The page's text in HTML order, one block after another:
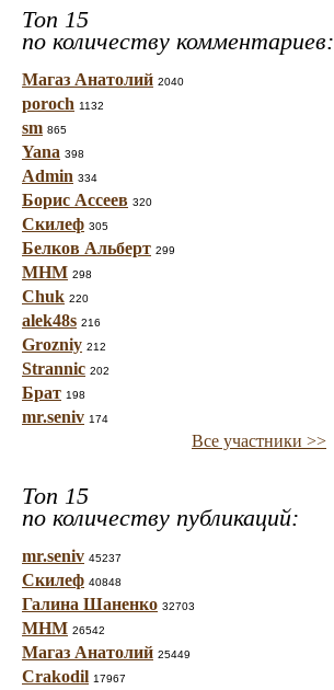
Топ 15
по количеству комментариев:
Магаз Анатолий 2040
poroch 1132
sm 865
Yana 398
Admin 334
Борис Ассеев 320
Скилеф 305
Белков Альберт 299
МНМ 298
Chuk 220
alek48s 216
Grozniy 212
Strannic 202
Брат 198
mr.seniv 174
Все участники >>
Топ 15
по количеству публикаций:
mr.seniv 45237
Скилеф 40848
Галина Шаненко 32703
МНМ 26542
Магаз Анатолий 25449
Crakodil 17967